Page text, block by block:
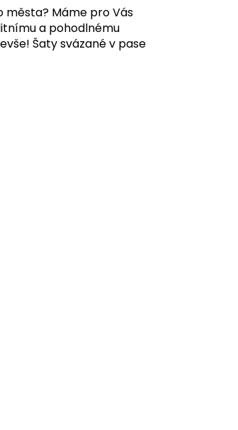
města? Máme pro Vás
a pohodlnému
Šaty svázané v pase